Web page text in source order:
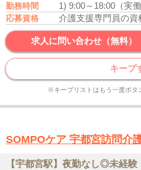
勤務時間 1) 9:00～18:00（実働
応募資格
求人に問い合わせ（無料）
キープ
※キープリストはもう一度ボタ
SOMPOケア 宇都宮訪問介
【宇都宮駅】夜勤なし◎未経